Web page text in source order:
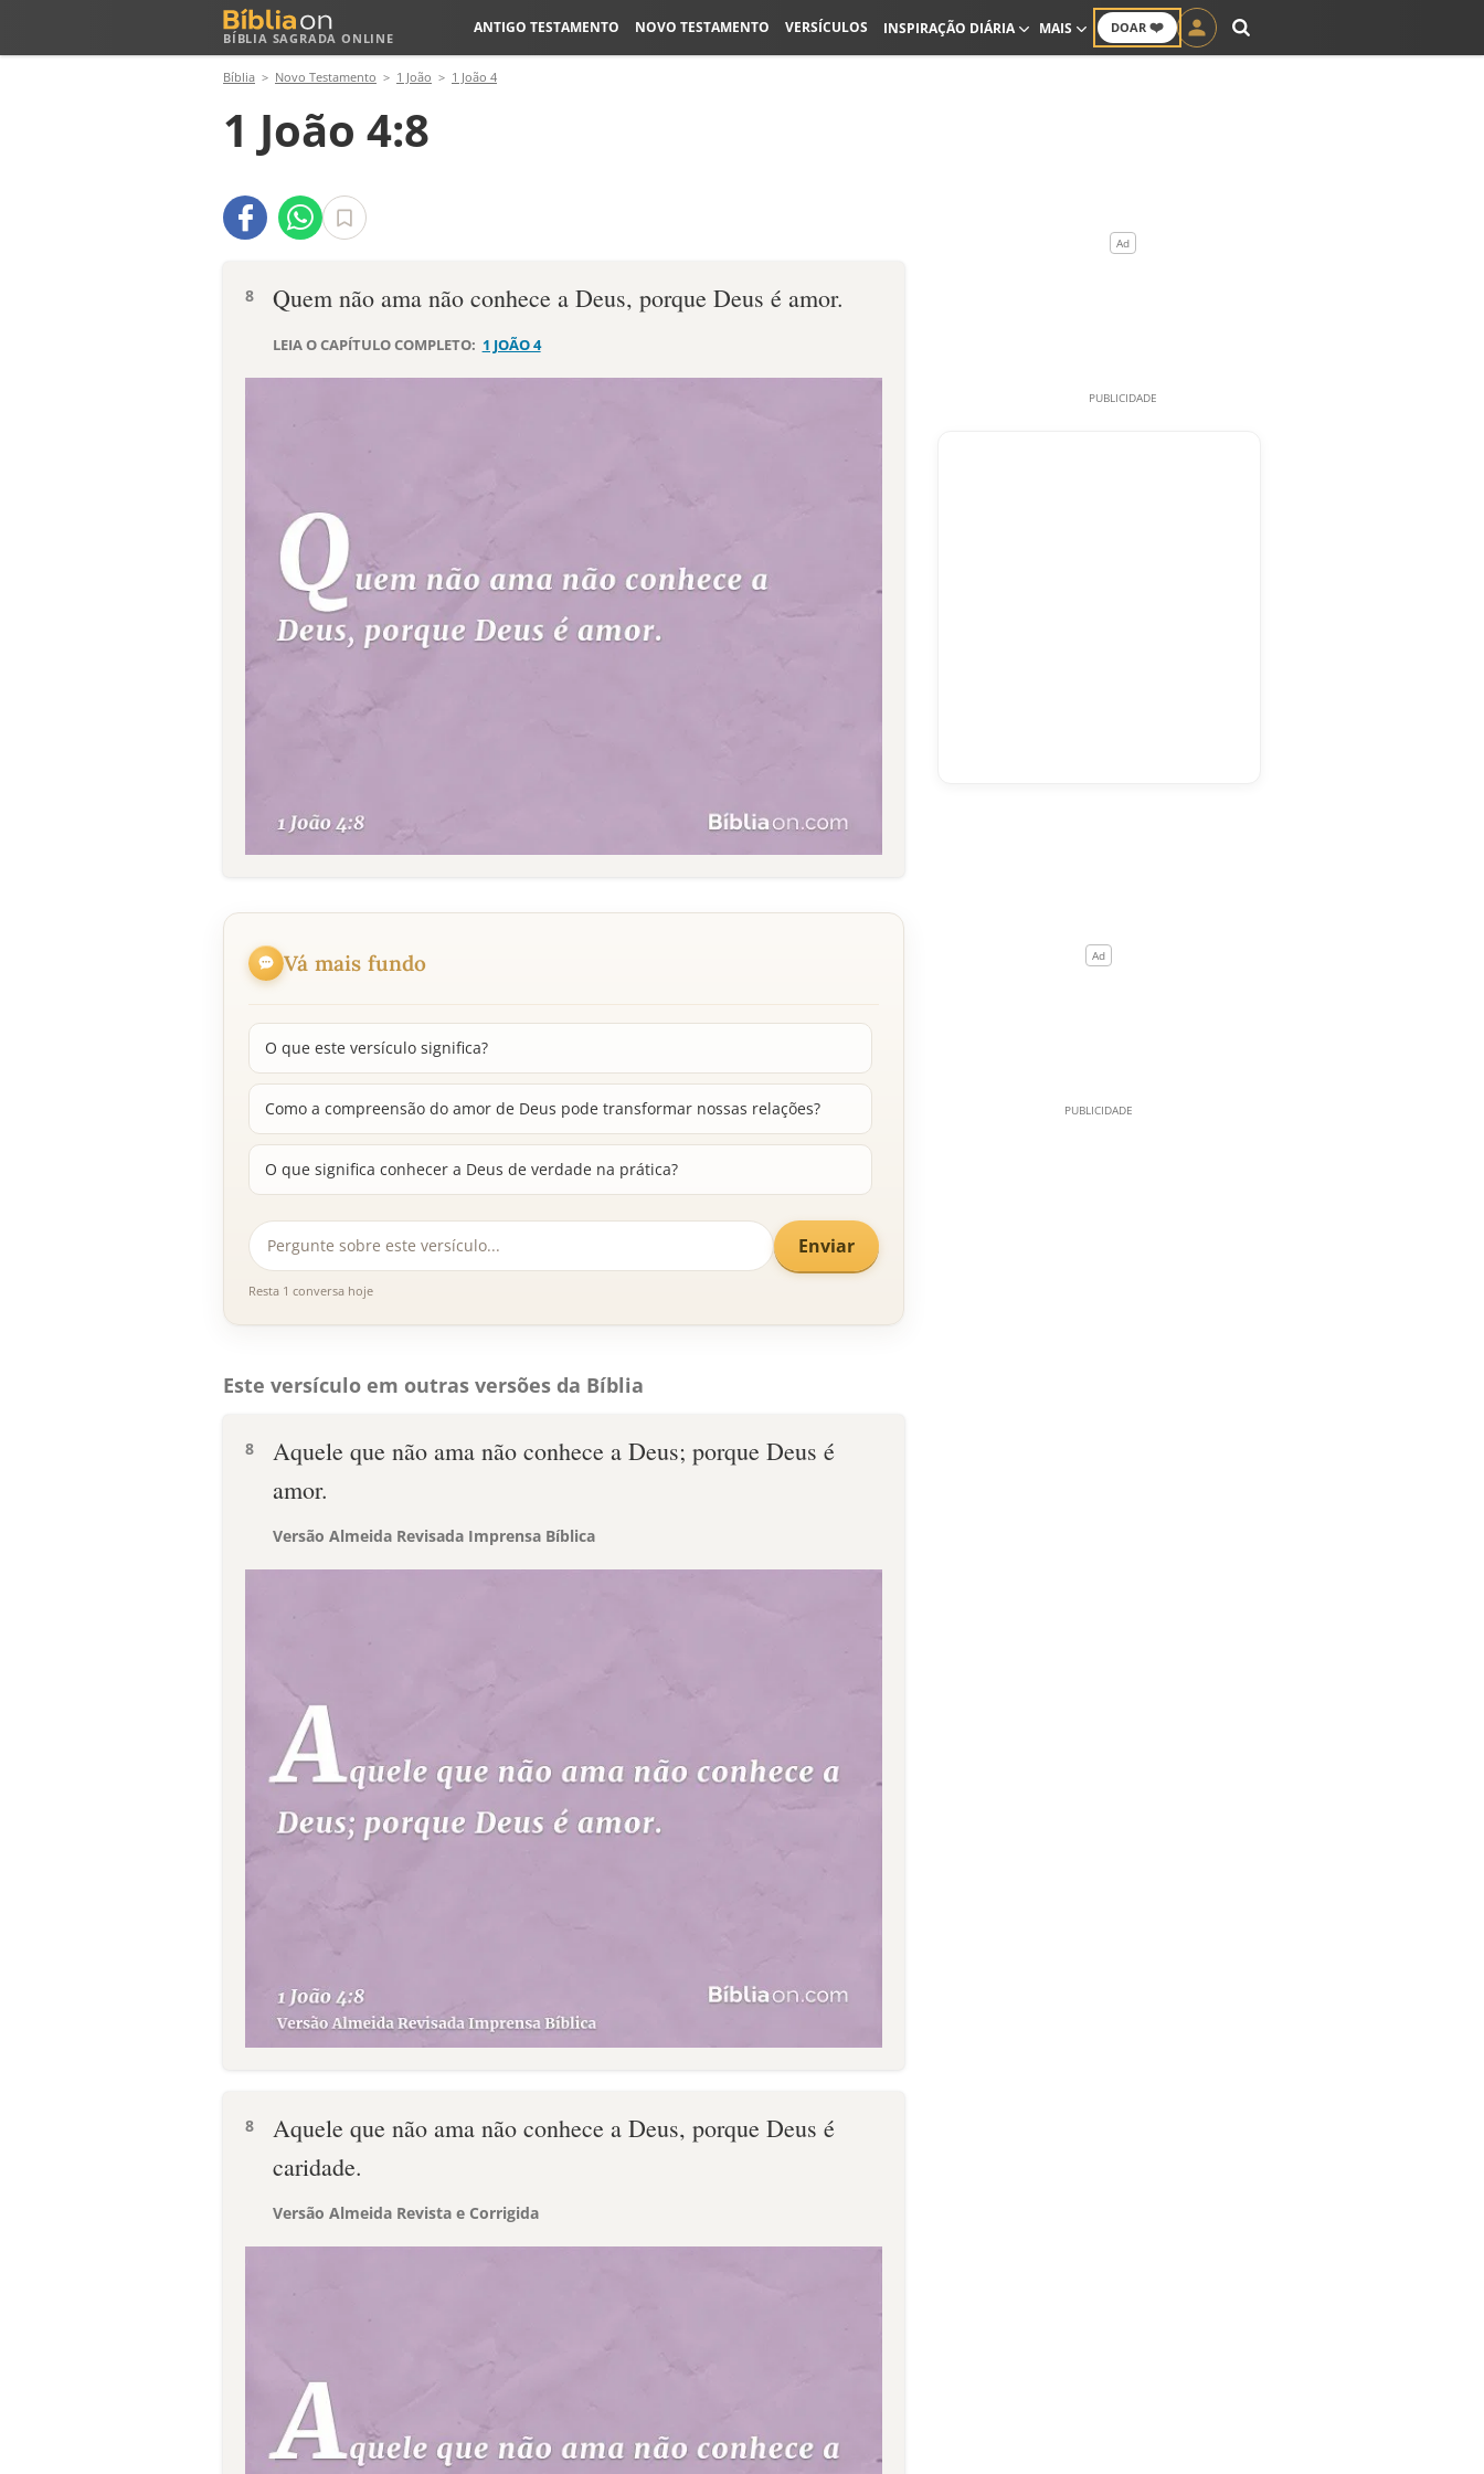
BÍBLIA SAGRADA ONLINE
DOAR ❤️
ANTIGO TESTAMENTO NOVO TESTAMENTO VERSÍCULOS INSPIRAÇÃO DIÁRIA MAIS
Bíblia Novo Testamento 1 João 1 João 4
1 João 4:8
8 Quem não ama não conhece a Deus, porque Deus é amor.
LEIA O CAPÍTULO COMPLETO: 1 JOÃO 4
Vá mais fundo
O que este versículo significa?
Como a compreensão do amor de Deus pode transformar nossas relações?
O que significa conhecer a Deus de verdade na prática?
Enviar
Resta 1 conversa hoje
Este versículo em outras versões da Bíblia
8
Aquele que não ama não conhece a Deus; porque Deus é
amor.
Versão Almeida Revisada Imprensa Bíblica
8
Aquele que não ama não conhece a Deus, porque Deus é
caridade.
Versão Almeida Revista e Corrigida